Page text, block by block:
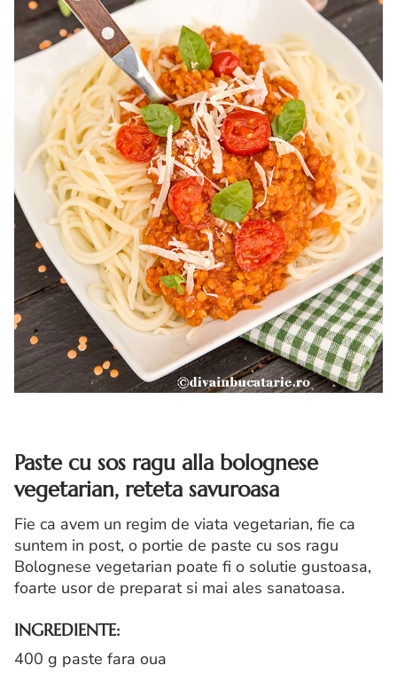
Paste cu sos ragu alla bolognese
vegetarian, reteta savuroasa
Fie ca avem un regim de viata vegetarian, fie ca
suntem in post, o portie de paste cu sos ragu
Bolognese vegetarian poate fi o solutie gustoasa,
foarte usor de preparat si mai ales sanatoasa.
INGREDIENTE:
400 g paste fara oua